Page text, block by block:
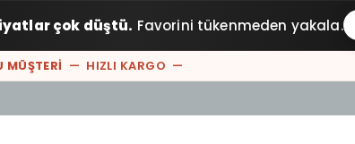
çok düştü. Favorini tükenmeden yakala.
— HIZLI KARGO —